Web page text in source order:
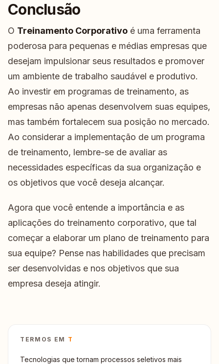
Conclusão
O Treinamento Corporativo é uma ferramenta
poderosa para pequenas e médias empresas que
desejam impulsionar seus resultados e promover
um ambiente de trabalho saudável e produtivo.
Ao investir em programas de treinamento, as
empresas não apenas desenvolvem suas equipes,
mas também fortalecem sua posição no mercado.
Ao considerar a implementação de um programa
de treinamento, lembre-se de avaliar as
necessidades específicas da sua organização e
os objetivos que você deseja alcançar.
Agora que você entende a importância e as
aplicações do treinamento corporativo, que tal
começar a elaborar um plano de treinamento para
sua equipe? Pense nas habilidades que precisam
ser desenvolvidas e nos objetivos que sua
empresa deseja atingir.
TERMOS EM T
Tecnologias que tornam processos seletivos mais